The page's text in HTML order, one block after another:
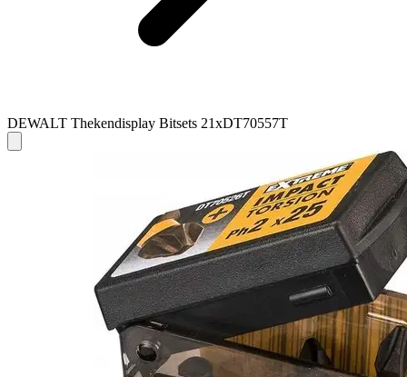
DEWALT Thekendisplay Bitsets 21xDT70557T